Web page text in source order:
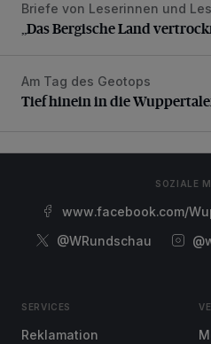
„Das Bergische Land
Briefe von Leserinnen und
„Das Bergische Land
Tief hinein in die Wuppertaler
Am Tag des Geotops
Tief hinein in die
SOZIALE
www.facebook.com/
@WRundschau
SERVICES
Reklamation